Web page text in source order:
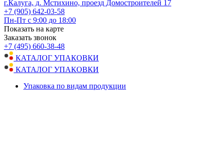
г.Калуга, д. Мстихино, проезд Домостроителей 17
+7 (905) 642-03-58
Пн-Пт с 9:00 до 18:00
Показать на карте
Заказать звонок
+7 (495) 660-38-48
КАТАЛОГ УПАКОВКИ
КАТАЛОГ УПАКОВКИ
Упаковка по видам продукции